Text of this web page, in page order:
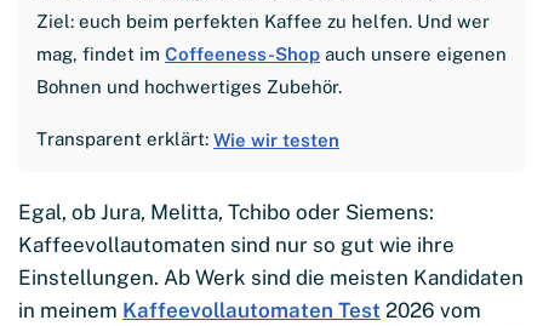
Ziel: euch beim perfekten Kaffee zu helfen. Und wer
mag, findet im Coffeeness-Shop auch unsere eigenen
Bohnen und hochwertiges Zubehör.
Transparent erklärt: Wie wir testen
Egal, ob Jura, Melitta, Tchibo oder Siemens:
Kaffeevollautomaten sind nur so gut wie ihre
Einstellungen. Ab Werk sind die meisten Kandidaten
in meinem Kaffeevollautomaten Test 2026 vom